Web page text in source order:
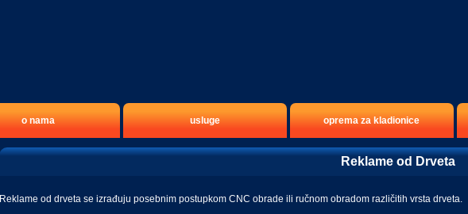
o nama usluge oprema za kladionice
Reklame od Drveta
Reklame od drveta se izrađuju posebnim postupkom CNC obrade ili ručnom obradom različitih vrsta drveta.